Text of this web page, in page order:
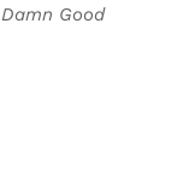
Damn Good